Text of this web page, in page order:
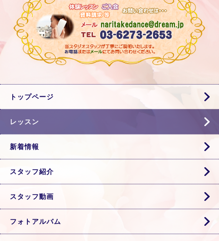
トップページ
レッスン
新着情報
スタッフ紹介
スタッフ動画
フォトアルバム